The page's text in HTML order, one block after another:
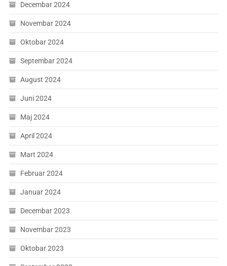
Decembar 2024
Novembar 2024
Oktobar 2024
Septembar 2024
August 2024
Juni 2024
Maj 2024
April 2024
Mart 2024
Februar 2024
Januar 2024
Decembar 2023
Novembar 2023
Oktobar 2023